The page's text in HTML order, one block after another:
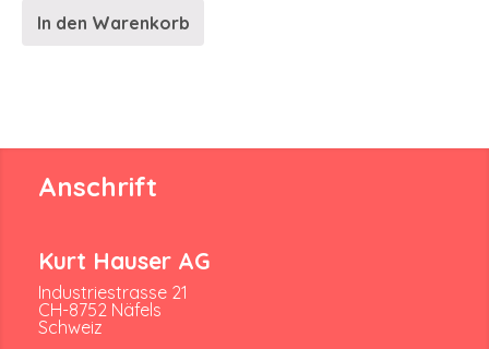
In den Warenkorb
Anschrift
Kurt Hauser AG
Industriestrasse 21
CH-8752 Näfels
Schweiz